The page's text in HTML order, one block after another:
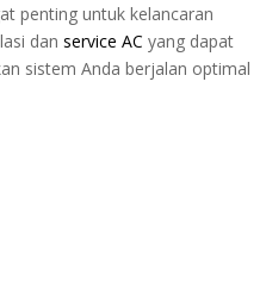
penting untuk kelancaran
danservice AC yang dapat
sistem Anda berjalan optimal